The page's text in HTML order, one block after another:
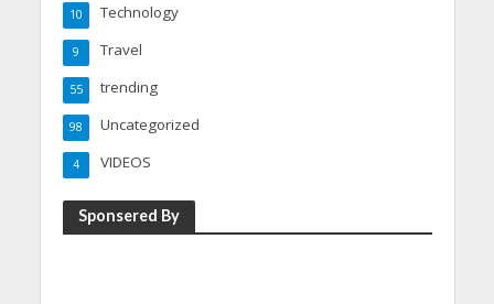
Technology
10
Travel
9
trending
55
Uncategorized
98
VIDEOS
4
Sponsered By